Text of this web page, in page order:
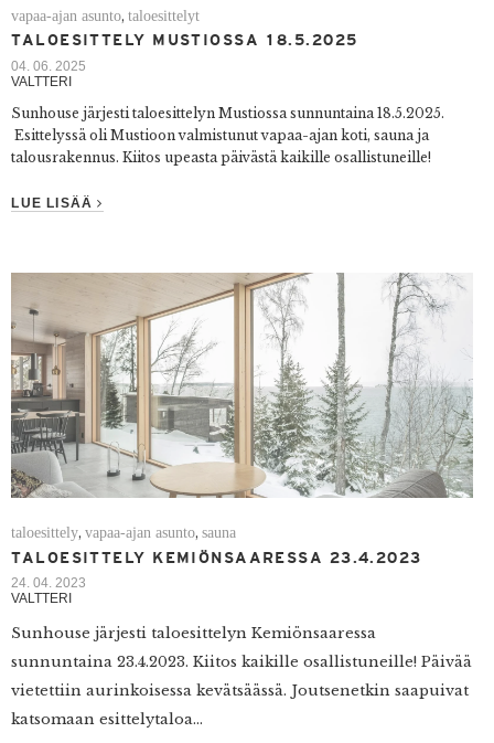
vapaa-ajan asunto,taloesittelyt
TALOESITTELY MUSTIOSSA 18.5.2025
04. 06. 2025
VALTTERI
Sunhouse järjesti taloesittelyn Mustiossa sunnuntaina 18.5.2025.
Esittelyssä oli Mustioon valmistunut vapaa-ajan koti, sauna ja
talousrakennus. Kiitos upeasta päivästä kaikille osallistuneille!
LUE LISÄÄ
taloesittely,vapaa-ajan asunto,sauna
TALOESITTELY KEMIÖNSAARESSA 23.4.2023
24. 04. 2023
VALTTERI
Sunhouse järjesti taloesittelyn Kemiönsaaressa
sunnuntaina 23.4.2023. Kiitos kaikille osallistuneille! Päivää
vietettiin aurinkoisessa kevätsäässä. Joutsenetkin saapuivat
katsomaan esittelytaloa...